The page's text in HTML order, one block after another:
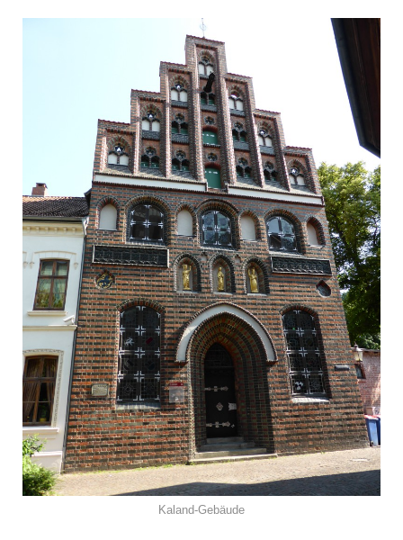
Kaland-Gebäude